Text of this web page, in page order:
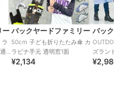
を記載しています。）
しており、熱さや運動に
多少異なる場合がござい
ー バックヤードファミリー
50cm 子ども折りたたみ傘 カ
ラビナ手元 透明窓1面
¥2,134
バッ
ズラン